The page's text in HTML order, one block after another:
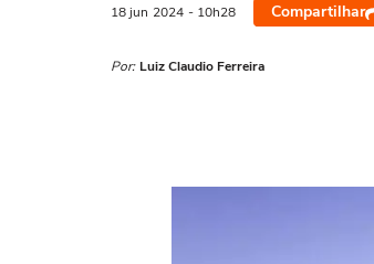
18 jun 2024 - 10h28 Compartilhar
Por: Luiz Claudio Ferreira